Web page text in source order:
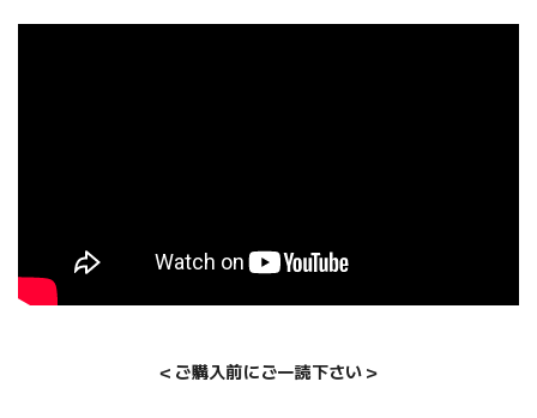
＜ご購入前にご一読下さい＞